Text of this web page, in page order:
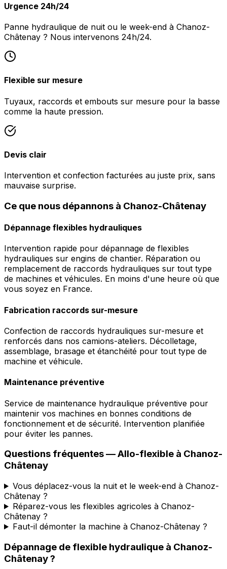
Urgence 24h/24
Panne hydraulique de nuit ou le week-end à Chanoz-
Châtenay ? Nous intervenons 24h/24.
Flexible sur mesure
Tuyaux, raccords et embouts sur mesure pour la basse
comme la haute pression.
Devis clair
Intervention et confection facturées au juste prix, sans
mauvaise surprise.
Ce que nous dépannons à Chanoz-Châtenay
Dépannage flexibles hydrauliques
Intervention rapide pour dépannage de flexibles
hydrauliques sur engins de chantier. Réparation ou
remplacement de raccords hydrauliques sur tout type
de machines et véhicules. En moins d'une heure où que
vous soyez en France.
Fabrication raccords sur-mesure
Confection de raccords hydrauliques sur-mesure et
renforcés dans nos camions-ateliers. Décolletage,
assemblage, brasage et étanchéité pour tout type de
machine et véhicule.
Maintenance préventive
Service de maintenance hydraulique préventive pour
maintenir vos machines en bonnes conditions de
fonctionnement et de sécurité. Intervention planifiée
pour éviter les pannes.
Questions fréquentes —Allo-flexible à Chanoz-
Châtenay
Vous déplacez-vous la nuit et le week-end à Chanoz-
Châtenay ?
Réparez-vous les flexibles agricoles à Chanoz-
Châtenay ?
Faut-il démonter la machine à Chanoz-Châtenay ?
Dépannage de flexible hydraulique à Chanoz-
Châtenay?